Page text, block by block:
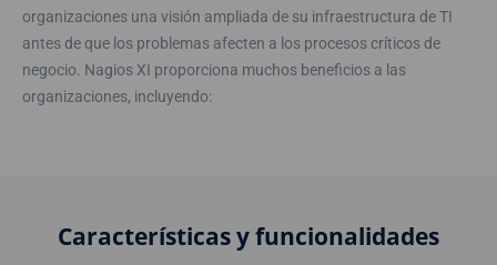
organizaciones una visión ampliada de su infraestructura de TI
antes de que los problemas afecten a los procesos críticos de
negocio. Nagios XI proporciona muchos beneficios a las
organizaciones, incluyendo:
Características y funcionalidades